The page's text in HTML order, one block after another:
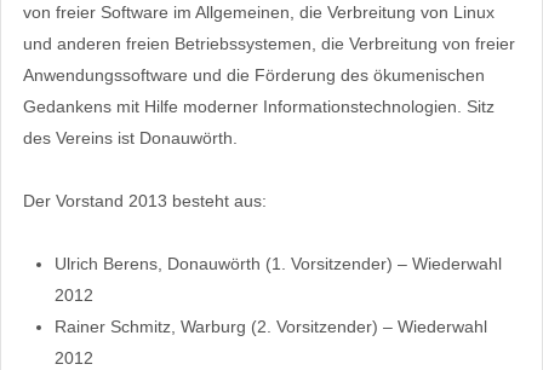
von freier Software im Allgemeinen, die Verbreitung von Linux
und anderen freien Betriebssystemen, die Verbreitung von freier
Anwendungssoftware und die Förderung des ökumenischen
Gedankens mit Hilfe moderner Informationstechnologien. Sitz
des Vereins ist Donauwörth.
Der Vorstand 2013 besteht aus:
Ulrich Berens, Donauwörth (1. Vorsitzender) – Wiederwahl
2012
Rainer Schmitz, Warburg (2. Vorsitzender) – Wiederwahl
2012